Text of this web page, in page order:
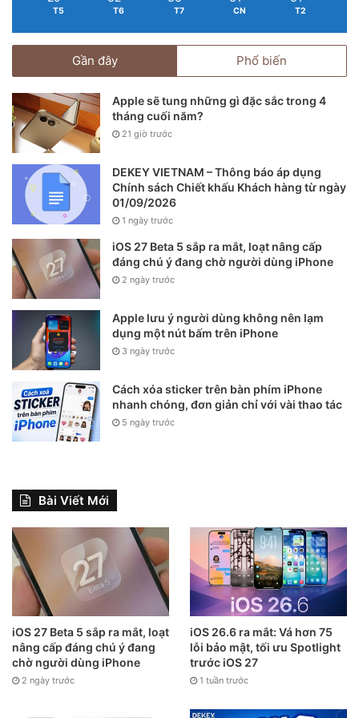
Galaxy Z Flip 3 và Galaxy Z Fold 3.
Nhiều khả năng, iPhone Flip sẽ còn đắt đỏ hơn nhiều so với
iPhone Pro Max hiện tại. Đó là bởi Apple sẽ phải mất nhiều
năm tối ưu hóa phần mềm thích ứng cho màn hình này (di
chuyển, đa nhiệm) và tất nhiên là logo ở mặt sau. Chính
logo này cũng giúp tăng giá trị của chính nó.
Dù thích hay không, iPhone Flip sẽ là chiếc smartphone
“châm ngòi” cho thị trường smartphone màn hình gập lại,
có thể “bùng nổ” về thị phần sau đó. Nhưng có lẽ Apple
T5 T6 T7 CN T2
Gần đây Phổ biến
Apple sẽ tung những gì đặc sắc trong 4
tháng cuối năm?
21 giờ trước
DEKEY VIETNAM – Thông báo áp dụng
Chính sách Chiết khấu Khách hàng từ ngày
01/09/2026
1 ngày trước
iOS 27 Beta 5 sắp ra mắt, loạt nâng cấp
đáng chú ý đang chờ người dùng iPhone
2 ngày trước
Apple lưu ý người dùng không nên lạm
dụng một nút bấm trên iPhone
3 ngày trước
Cách xóa sticker trên bàn phím iPhone
nhanh chóng, đơn giản chỉ với vài thao tác
5 ngày trước
Bài Viết Mới
iOS 27 Beta 5 sắp ra mắt, loạt
nâng cấp đáng chú ý đang
chờ người dùng iPhone
2 ngày trước
iOS 26.6 ra mắt: Vá hơn 75
lỗi bảo mật, tối ưu Spotlight
trước iOS 27
1 tuần trước